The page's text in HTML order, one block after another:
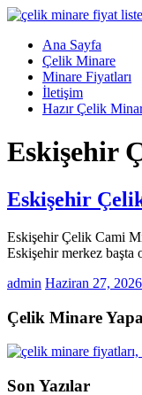
Skip
content
Çelik
Minare,
Çelik
Minare
Çelik
Minare
Minare,
Çelik
Modelleri
Menü
Ana Sayfa
Çelik Minare
Minare Fiyatları
İletişim
Hazır Çelik
Eskişehir
Eskişehir
Eskişehir Çelik Cami
Eskişehir merkez başta
admin Haziran 27, 2026
Çelik Minare
Son Yazılar